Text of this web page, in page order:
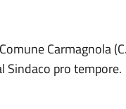
Carmagnola
Sindaco pro tempore.